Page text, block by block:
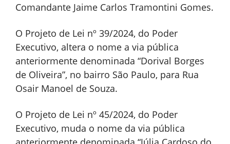
Comandante Jaime Carlos Tramontini Gomes.
O Projeto de Lei nº 39/2024, do Poder
Executivo, altera o nome a via pública
anteriormente denominada “Dorival Borges
de Oliveira”, no bairro São Paulo, para Rua
Osair Manoel de Souza.
O Projeto de Lei nº 45/2024, do Poder
Executivo, muda o nome da via pública